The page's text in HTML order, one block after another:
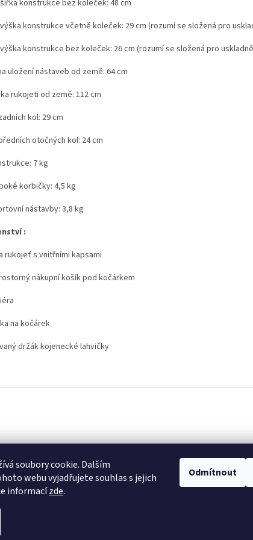
soubory cookie. Dalším
webu vyjadřujete souhlas s jejich
informacízde.
Odmítnout
konstrukce bez koleček: 48 cm
konstrukce včetně koleček: 29 cm (rozumí se složená pro
konstrukce bez koleček: 26 cm (rozumí se složená pro
uložení nástaveb od země: 64 cm
rukojeti od země: 112 cm
kol: 29 cm
otočných kol: 24 cm
7 kg
korbičky: 4,5 kg
nástavby: 3,8 kg
:
rukojeť s vnitřními kapsami
nákupní košík pod kočárkem
na kočárek
držák kojenecké lahvičky